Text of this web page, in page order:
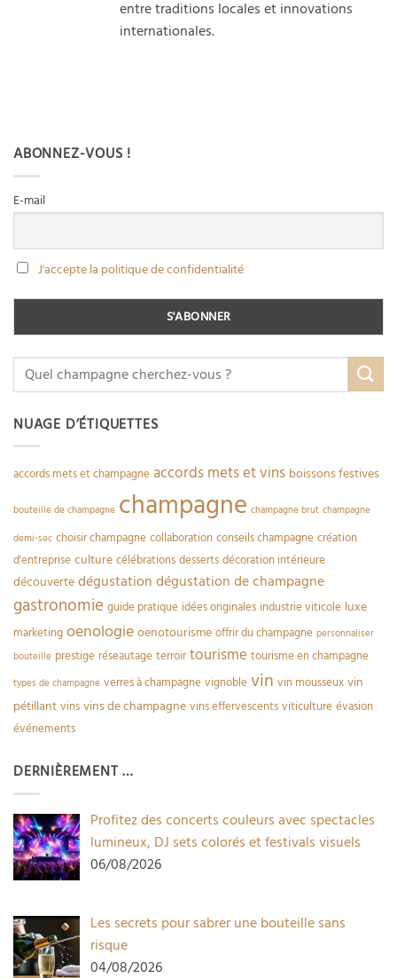
entre traditions locales et innovations
internationales.
ABONNEZ-VOUS !
E-mail
J'accepte la politique de confidentialité
NUAGE D’ÉTIQUETTES
accords mets et champagne accords mets et vins boissons festives
bouteille de champagne champagne champagne brut champagne
demi-sec choisir champagne collaboration conseils champagne création
d'entreprise culture célébrations desserts décoration intérieure
découverte dégustation dégustation de champagne
gastronomie guide pratique idées originales industrie viticole luxe
marketing oenologie oenotourisme offrir du champagne personnaliser
bouteille prestige réseautage terroir tourisme tourisme en champagne
types de champagne verres à champagne vignoble vin vin mousseux vin
pétillant vins vins de champagne vins effervescents viticulture évasion
événements
DERNIÈREMENT …
Profitez des concerts couleurs avec spectacles
lumineux, DJ sets colorés et festivals visuels
06/08/2026
Les secrets pour sabrer une bouteille sans
risque
04/08/2026